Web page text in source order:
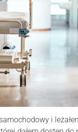
i